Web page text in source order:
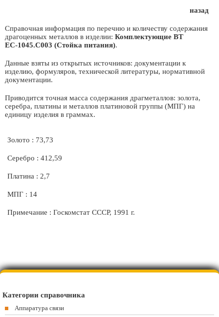
назад
Справочная информация по перечню и количеству содержания
драгоценных металлов в изделии: Комплектующие ВТ
ЕС-1045.С003 (Стойка питания).
Данные взяты из открытых источников: документации к
изделию, формуляров, технической литературы, нормативной
документации.
Приводится точная масса содержания драгметаллов: золота,
серебра, платины и металлов платиновой группы (МПГ) на
единицу изделия в граммах.
Золото : 73,73
Серебро : 412,59
Платина : 2,7
МПГ : 14
Примечание : Госкомстат СССР, 1991 г.
Категории справочника
Аппаратура связи